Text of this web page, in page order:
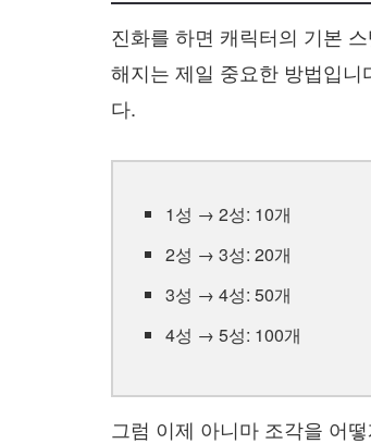
진화를 하면 캐릭터의 기본
해지는 제일 중요한 방법입
다.
1성 → 2성: 10개
2성 → 3성: 20개
3성 → 4성: 50개
4성 → 5성: 100개
그럼 이제 아니마 조각을 어